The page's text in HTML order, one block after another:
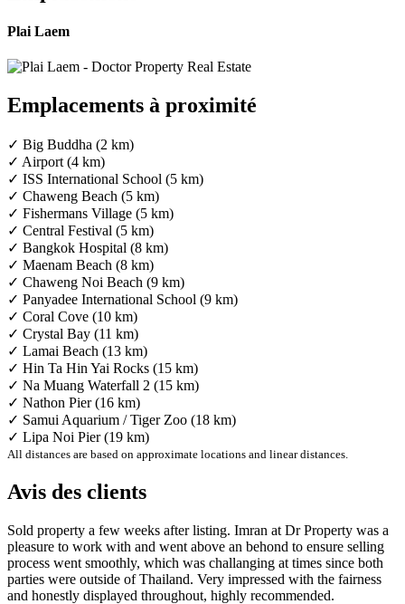
Plai Laem
Emplacements à proximité
✓ Big Buddha (2 km)
✓ Airport (4 km)
✓ ISS International School (5 km)
✓ Chaweng Beach (5 km)
✓ Fishermans Village (5 km)
✓ Central Festival (5 km)
✓ Bangkok Hospital (8 km)
✓ Maenam Beach (8 km)
✓ Chaweng Noi Beach (9 km)
✓ Panyadee International School (9 km)
✓ Coral Cove (10 km)
✓ Crystal Bay (11 km)
✓ Lamai Beach (13 km)
✓ Hin Ta Hin Yai Rocks (15 km)
✓ Na Muang Waterfall 2 (15 km)
✓ Nathon Pier (16 km)
✓ Samui Aquarium / Tiger Zoo (18 km)
✓ Lipa Noi Pier (19 km)
All distances are based on approximate locations and linear distances.
Avis des clients
Sold property a few weeks after listing. Imran at Dr Property was a
pleasure to work with and went above an behond to ensure selling
process went smoothly, which was challanging at times since both
parties were outside of Thailand. Very impressed with the fairness
and honestly displayed throughout, highly recommended.